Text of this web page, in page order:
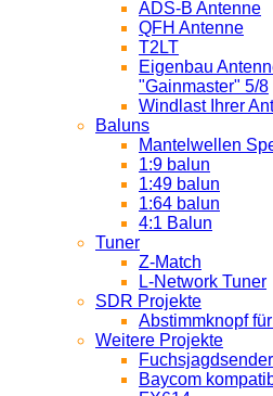
ADS-B Antenne
QFH Antenne
T2LT
Eigenbau
"Gainmaster" 5/8
Windlast Ihrer
Baluns
Mantelwellen
1:9 balun
1:49 balun
1:64 balun
4:1 Balun
Tuner
Z-Match
L-Network Tuner
SDR Projekte
Abstimmknopf
Weitere Projekte
Fuchsjagdsender
Baycom